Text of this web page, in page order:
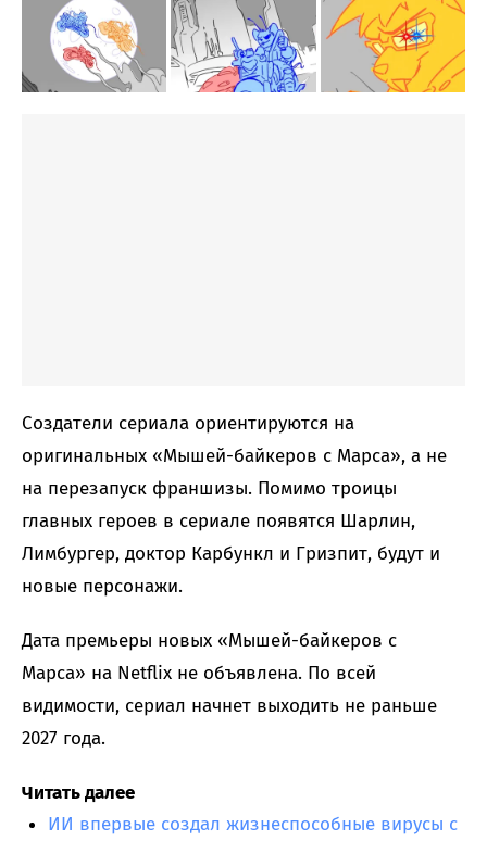
Создатели сериала ориентируются на
оригинальных «Мышей-байкеров с Марса», а не
на перезапуск франшизы. Помимо троицы
главных героев в сериале появятся Шарлин,
Лимбургер, доктор Карбункл и Гризпит, будут и
новые персонажи.
Дата премьеры новых «Мышей-байкеров с
Марса» на Netflix не объявлена. По всей
видимости, сериал начнет выходить не раньше
2027 года.
Читать далее
ИИ впервые создал жизнеспособные вирусы с